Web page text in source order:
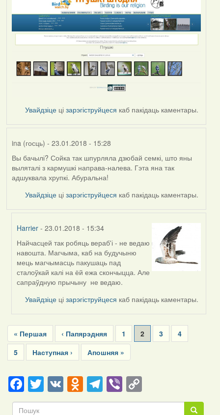
Увайдзіце цізарэгіструйцеся каб пакідаць каментары.
ina (госць) - 23.01.2018 - 15:28
Вы бачылі? Сойка так шпурляла дзюбай семкі, што яны
выляталі з кармушкі направа-налева. Гэта яна так
адшуквала хрупкі. Абуральна!
Увайдзіце цізарэгіструйцеся каб пакідаць каментары.
Harrier - 23.01.2018 - 15:34
In
reply
to
by
ina
(госць)
Найчасцей так робяць вераб'і - не ведаю
навошта. Магчыма, каб на будучыню
мець магчымасць пакушаць пад
сталоўкай калі на ёй ежа скончыцца. Але
сапраўдную прычыну не ведаю.
Увайдзіце цізарэгіструйцеся каб пакідаць каментары.
Pagination
First
page
« Першая
Previous
page
‹ Папярэдняя Page
1
Current
page
2 Page
3 Page
4
Page
5
Next
page
Наступная ›
Last
page
Апошняя »
Facebook
Twitter
VKOdnoklassniki
Telegram
ViberCopy
Link Пошук
Пошук